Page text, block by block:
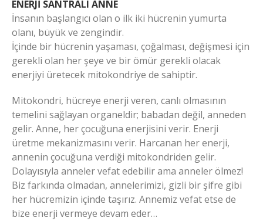
ENERJİ SANTRALI ANNE
İnsanın başlangıcı olan o ilk iki hücrenin yumurta
olanı, büyük ve zengindir.
İçinde bir hücrenin yaşaması, çoğalması, değişmesi için
gerekli olan her şeye ve bir ömür gerekli olacak
enerjiyi üretecek mitokondriye de sahiptir.
Mitokondri, hücreye enerji veren, canlı olmasının
temelini sağlayan organeldir; babadan değil, anneden
gelir. Anne, her çocuğuna enerjisini verir. Enerji
üretme mekanizmasını verir. Harcanan her enerji,
annenin çocuğuna verdiği mitokondriden gelir.
Dolayısıyla anneler vefat edebilir ama anneler ölmez!
Biz farkında olmadan, annelerimizi, gizli bir şifre gibi
her hücremizin içinde taşırız. Annemiz vefat etse de
bize enerji vermeye devam eder…